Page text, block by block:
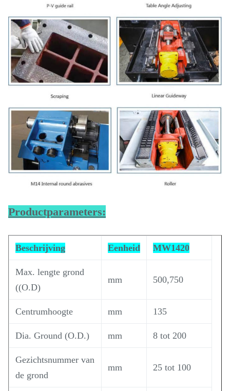
Productparameters:
Beschrijving Eenheid MW1420
Max. lengte grond
((O.D)
mm 500,750
Centrumhoogte mm 135
Dia. Ground (O.D.) mm 8 tot 200
Gezichtsnummer van
de grond
mm 25 tot 100